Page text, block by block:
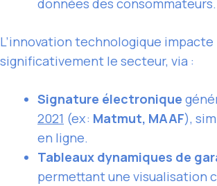
données des consommateurs.
L’innovation technologique impacte
significativement le secteur, via :
Signature électronique
2021 (ex : Matmut, MAAF),
en ligne.
Tableaux dynamiques de
permettant une visualisation